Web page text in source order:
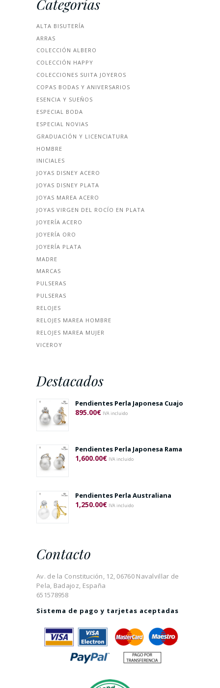
ALTA BISUTERÍA
ARRAS
COLECCIÓN ALBERO
COLECCIÓN HAPPY
COLECCIONES SUITA JOYEROS
COPAS BODAS Y ANIVERSARIOS
ESENCIA Y SUEÑOS
ESPECIAL BODA
ESPECIAL NOVIAS
GRADUACIÓN Y LICENCIATURA
HOMBRE
INICIALES
JOYAS DISNEY ACERO
JOYAS DISNEY PLATA
JOYAS MAREA ACERO
JOYAS VIRGEN DEL ROCÍO EN PLATA
JOYERÍA ACERO
JOYERÍA ORO
JOYERÍA PLATA
MADRE
MARCAS
PULSERAS
PULSERAS
RELOJES
RELOJES MAREA HOMBRE
RELOJES MAREA MUJER
VICEROY
Destacados
Pendientes Perla Japonesa Cuajo
895.00€ IVA incluido
Pendientes Perla Japonesa Rama
1,600.00€ IVA incluido
Pendientes Perla Australiana
1,250.00€ IVA incluido
Contacto
Av. de la Constitución, 12, 06760 Navalvillar de
Pela, Badajoz, España
651578958
Sistema de pago y tarjetas aceptadas